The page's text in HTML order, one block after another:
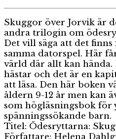
Skuggor över Jorvik är
andra trilogin om
Det vill säga att det
samma datorspel. Här
värld där allt kan hända.
hästar och det är en
att läsa. Den här boken
åldern 9-12 år men kan
som högläsningsbok för
spänningssökande barn.
Titel: Ödesryttarna:
Författare: Helena